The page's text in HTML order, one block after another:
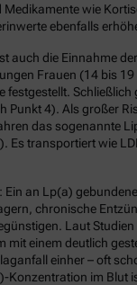
wie
ebenfalls
auch die Einnahme
Frauen (14 bis
festgestellt. Schließlich
Punkt 4). Als großer
das sogenannte
Es transportiert wie
Ein an Lp(a)
chronische
Laut
mit einem deutlich
einher – oft
Konzentration im Blut